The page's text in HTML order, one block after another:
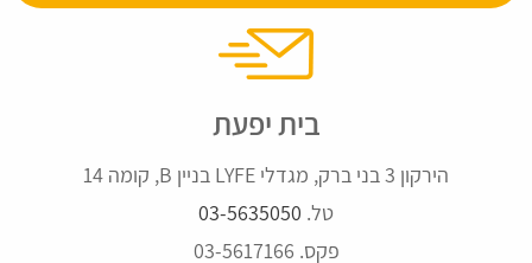
בית יפעת
הירקון 3 בני ברק, מגדלי LYFE בניין B, קומה 14
טל. 03-5635050
פקס. 03-5617166